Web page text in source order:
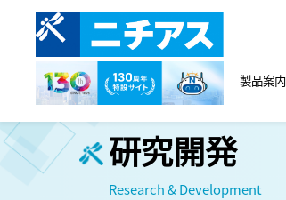
製品案内
研究開発
Research & Development